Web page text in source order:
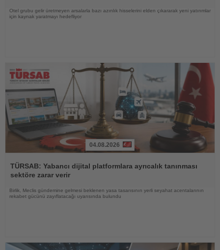
Otel grubu gelir üretmeyen arsalarla bazı azınlık hisselerini elden çıkararak yeni yatırımlar
için kaynak yaratmayı hedefliyor
Oku
04.08.2026
TÜRSAB: Yabancı dijital platformlara ayrıcalık tanınması
sektöre zarar verir
Birlik, Meclis gündemine gelmesi beklenen yasa tasarısının yerli seyahat acentalarının
rekabet gücünü zayıflatacağı uyarısında bulundu